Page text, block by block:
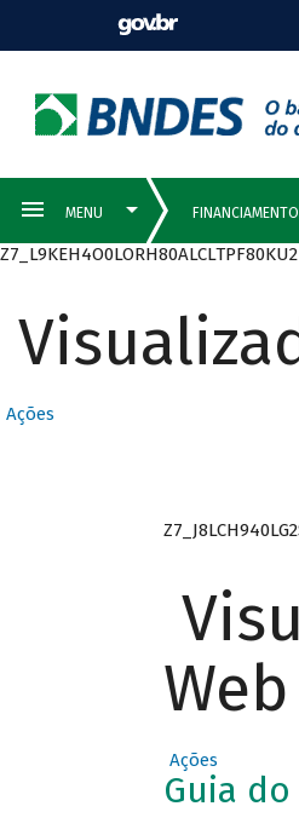
Z7_L9KEH4O0LORH80ALCLTPF80KU2
Ações
Web
Ações
Guia